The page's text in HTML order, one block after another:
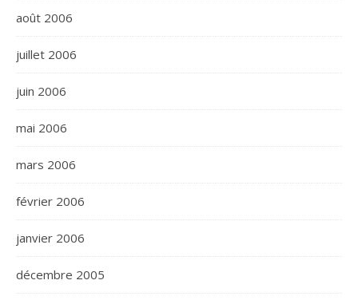
août 2006
juillet 2006
juin 2006
mai 2006
mars 2006
février 2006
janvier 2006
décembre 2005